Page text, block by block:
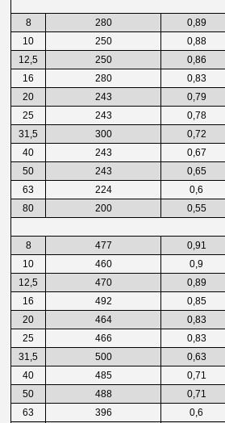
8 280 0,89
10
250 0,88
12,5
250 0,86
16
280 0,83
20
243 0,79
25
243 0,78
31,5
300 0,72
40
243 0,67
50
243 0,65
63
224 0,6
80
200 0,55
8 477 0,91
10
460 0,9
12,5
470 0,89
16
492 0,85
20
464 0,83
25
466 0,83
31,5
500 0,63
40
485 0,71
50
488 0,71
63
396 0,6